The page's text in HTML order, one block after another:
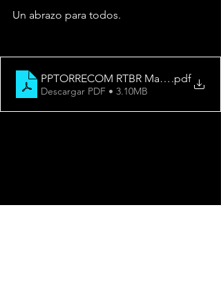
Un abrazo para todos.
PPTORRECOM RTBR Manual del
.pdf
Descargar PDF • 3.10MB